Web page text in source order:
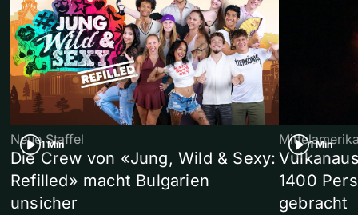
1 Min
Neue Staffel
Die Crew von «Jung, Wild & Sexy:
Refilled» macht Bulgarien
unsicher
1 Min
1400
gebracht